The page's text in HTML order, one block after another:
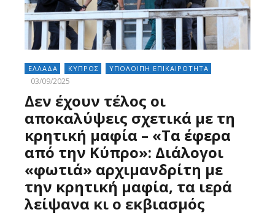
ΕΛΛΑΔΑ ΚΥΠΡΟΣ ΥΠΟΛΟΙΠΗ ΕΠΙΚΑΙΡΟΤΗΤΑ
03/09/2025
Δεν έχουν τέλος οι
αποκαλύψεις σχετικά με τη
κρητική μαφία – «Τα έφερα
από την Κύπρο»: Διάλογοι
«φωτιά» αρχιμανδρίτη με
την κρητική μαφία, τα ιερά
λείψανα κι ο εκβιασμός